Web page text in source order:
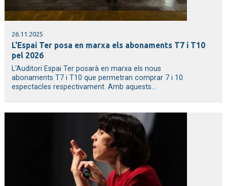
26.11.2025
L'Espai Ter posa en marxa els abonaments T7 i T10
pel 2026
L'Auditori Espai Ter posarà en marxa els nous
abonaments T7 i T10 que permetran comprar 7 i 10
espectacles respectivament. Amb aquests...